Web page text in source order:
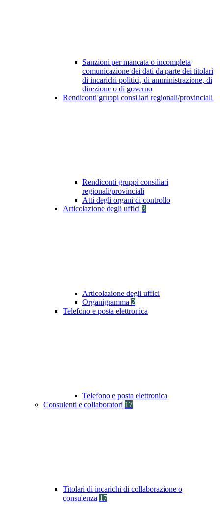
Sanzioni per mancata o incompleta
comunicazione dei dati da parte dei titolari
di incarichi politici, di amministrazione, di
direzione o di governo
Rendiconti gruppi consiliari regionali/provinciali
Rendiconti gruppi consiliari
regionali/provinciali
Atti degli organi di controllo
Articolazione degli uffici 3
Articolazione degli uffici
Organigramma 2
Telefono e posta elettronica
Telefono e posta elettronica
Consulenti e collaboratori 17
Titolari di incarichi di collaborazione o
consulenza 17